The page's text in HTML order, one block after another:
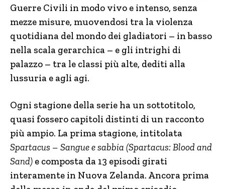
Guerre Civili in modo vivo e intenso, senza
mezze misure, muovendosi tra la violenza
quotidiana del mondo dei gladiatori – in basso
nella scala gerarchica – e gli intrighi di
palazzo – tra le classi più alte, dediti alla
lussuria e agli agi.
Ogni stagione della serie ha un sottotitolo,
quasi fossero capitoli distinti di un racconto
più ampio. La prima stagione, intitolata
Spartacus – Sangue e sabbia (Spartacus: Blood and
Sand) e composta da 13 episodi girati
interamente in Nuova Zelanda. Ancora prima